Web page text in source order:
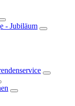
- Jubiläum